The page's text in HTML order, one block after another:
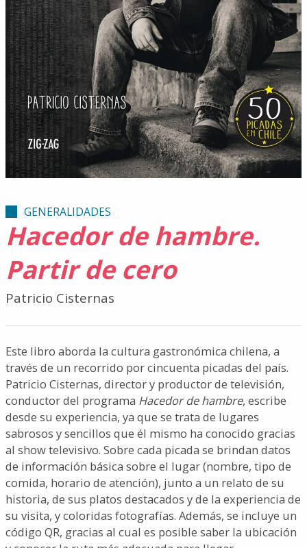
GENERALIDADES
Hacedor de hambre.
Partir de cero
Patricio Cisternas
Este libro aborda la cultura gastronómica chilena, a
través de un recorrido por cincuenta picadas del país.
Patricio Cisternas, director y productor de televisión,
conductor del programa Hacedor de hambre, escribe
desde su experiencia, ya que se trata de lugares
sabrosos y sencillos que él mismo ha conocido gracias
al show televisivo. Sobre cada picada se brindan datos
de información básica sobre el lugar (nombre, tipo de
comida, horario de atención), junto a un relato de su
historia, de sus platos destacados y de la experiencia de
su visita, y coloridas fotografías. Además, se incluye un
código QR, gracias al cual es posible saber la ubicación